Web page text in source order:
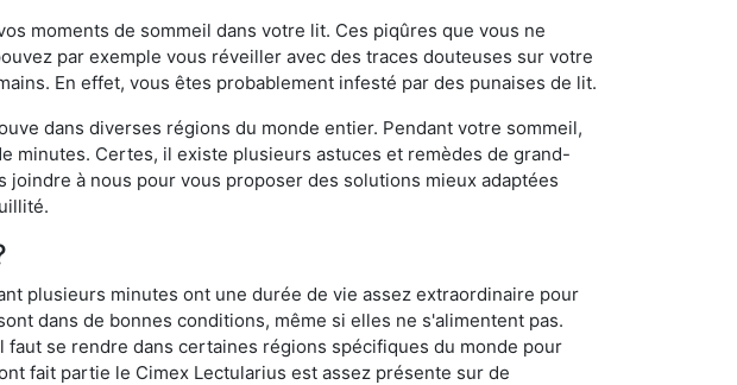
moments de sommeil dans votre lit. Ces piqûres que vous ne
par exemple vous réveiller avec des traces douteuses sur votre
En effet, vous êtes probablement infesté par des punaises de lit.
dans diverses régions du monde entier. Pendant votre sommeil,
minutes. Certes, il existe plusieurs astuces et remèdes de grand-
à nous pour vous proposer des solutions mieux adaptées
plusieurs minutes ont une durée de vie assez extraordinaire pour
dans de bonnes conditions, même si elles ne s'alimentent pas.
se rendre dans certaines régions spécifiques du monde pour
fait partie le Cimex Lectularius est assez présente sur de